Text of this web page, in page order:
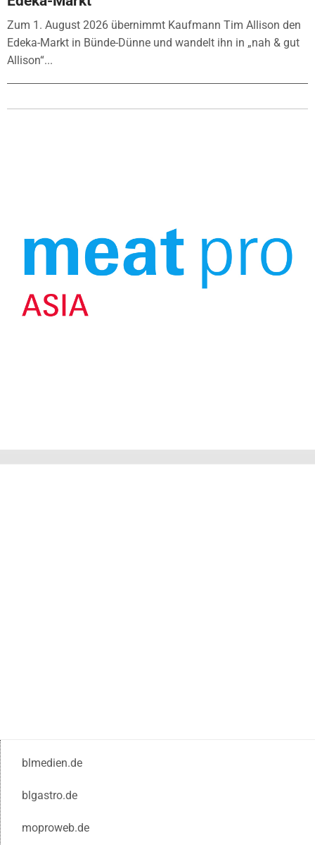
Zum 1. August 2026 übernimmt Kaufmann Tim Allison den
Edeka-Markt in Bünde-Dünne und wandelt ihn in „nah & gut
Allison“...
blmedien.de
blgastro.de
moproweb.de